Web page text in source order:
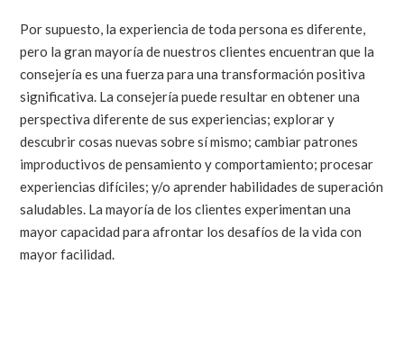
Por supuesto, la experiencia de toda persona es diferente,
pero la gran mayoría de nuestros clientes encuentran que la
consejería es una fuerza para una transformación positiva
significativa. La consejería puede resultar en obtener una
perspectiva diferente de sus experiencias; explorar y
descubrir cosas nuevas sobre sí mismo; cambiar patrones
improductivos de pensamiento y comportamiento; procesar
experiencias difíciles; y/o aprender habilidades de superación
saludables. La mayoría de los clientes experimentan una
mayor capacidad para afrontar los desafíos de la vida con
mayor facilidad.